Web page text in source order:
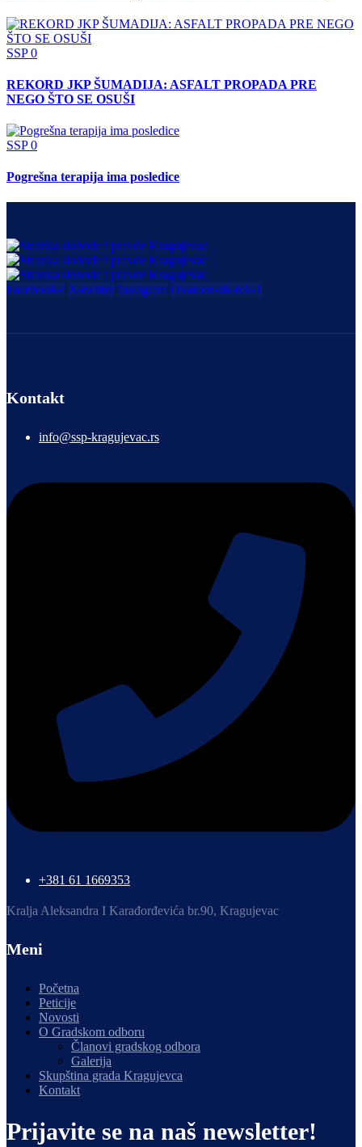
SSP0
REKORD JKP ŠUMADIJA: ASFALT PROPADA PRE
NEGO ŠTO SE OSUŠI
SSP0
Pogrešna terapija ima posledice
Facebook-f X-twitter Instagram Ovaicon-tik-tok-1
Kontakt
info@ssp-kragujevac.rs
+381 61 1669353
Kralja Aleksandra I Karađorđevića br.90, Kragujevac
Meni
Početna
Peticije
Novosti
O Gradskom odboru
Članovi gradskog odbora
Galerija
Skupština grada Kragujevca
Kontakt
Prijavite se na naš newsletter!